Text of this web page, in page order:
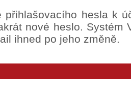
přihlašovacího hesla k
nové heslo. Systém
ihned po jeho změně.